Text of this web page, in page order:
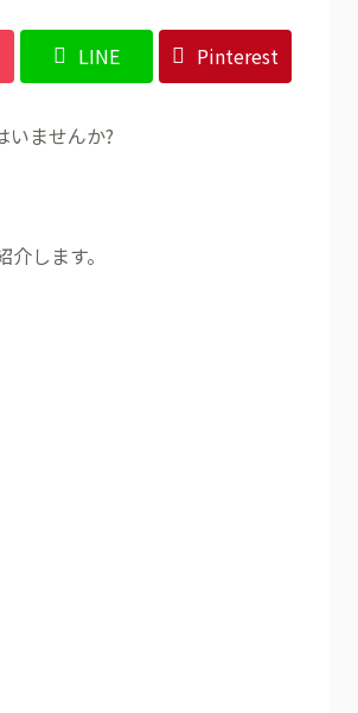
LINE Pinterest
いませんか?
介します。